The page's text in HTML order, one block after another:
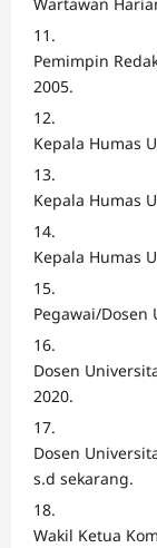
Pemimpin
2005.
Kepala Humas
Kepala Humas
Kepala Humas
Pegawai/Dosen
Dosen
2020.
Dosen
s.d sekarang.
Wakil Ketua